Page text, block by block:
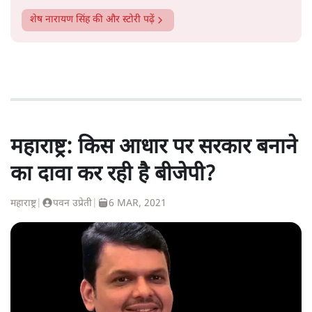
शेष नारायण सिंहकी और स्टोरी पढ़ें
महाराष्ट्र: किस आधार पर सरकार बनाने
का दावा कर रही है बीजेपी?
महाराष्ट्र| पवन उप्रेती 6 MAR, 2021